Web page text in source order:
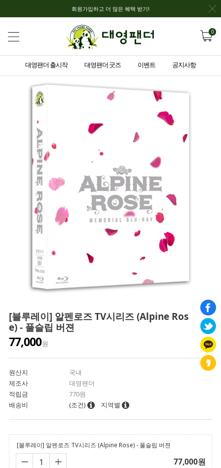
회원가입하고 더 많은 혜택 받기!
0
대영팬더 출시작 대영팬더 굿즈 이벤트 공지사항
[블루레이] 알펜로즈 TV시리즈 (Alpine Ros
e) - 풀슬립 버젼
77,000원
원산지
국내
제조사
대영팬더
적립금
770원
배송비
(조건) 지역별
[블루레이] 알펜로즈 TV시리즈 (Alpine Rose) - 풀슬립 버젼
77,000원